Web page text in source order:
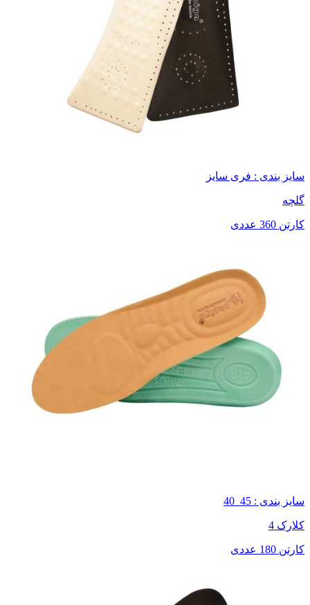
سایز بندی : فری سایز
گلچه
کارتن 360 عددی
سایز بندی : 45_40
کلارک 4
کارتن 180 عددی